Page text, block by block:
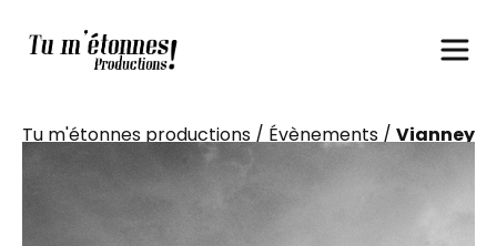
Tu m'étonnes productions / Évènements / Vianney